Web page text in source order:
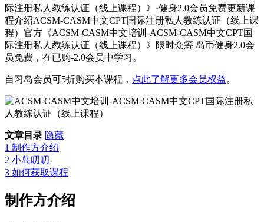
际注册私人教练认证（线上课程）》·健身2.0会员免费更新课
程介绍ACSM-CASM中文CPT国际注册私人教练认证（线上课
程）官方《ACSM-CASM中文培训-ACSM-CASM中文CPT国
际注册私人教练认证（线上课程）》限时众筹 岛币健身2.0会
员免费，在已购-2.0会员中学习。
自习岛会员可5折购买本课程， 点此了解更多会员权益。
文章目录 隐藏
1 制作方介绍
2 小岛叨叨
3 如何获取课程
制作方介绍